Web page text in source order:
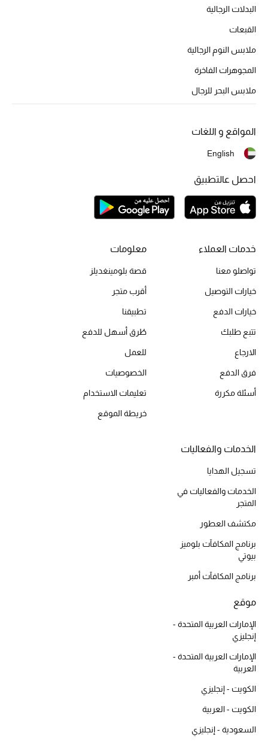
البدلات الرجالية
القبعات
ملابس النوم الرجالية
المجوهرات الفاخرة
ملابس البحر للرجال
خدمات العملاء
تواصلو معنا
خيارات التوصيل
خيارات الدفع
تتبع طلبك
الارجاع
فرق الدفع
أسئلة مكررة
معلومات
قصة بلومينغديلز
أقرب متجر
تطبيقنا
طُرق أسهل للدفع
للعمل
الخصوصيات
تعليمات الاستخدام
خريطة الموقع
الخدمات والفعاليات
تسجيل الهدايا
الخدمات والفعاليات في
المتجر
مكتشف العطور
برنامج المكافآت بلوميز
بيوتي
برنامج المكافآت أمبر
موقع
الإمارات العربية المتحدة -
إنجليزي
الإمارات العربية المتحدة -
العربية
الكويت - إنجليزي
الكويت - العربية
السعودية - إنجليزي
المواقع و اللغات
English
احصل عالتطبيق